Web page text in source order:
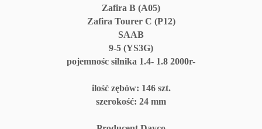
Zafira B (A05)
Zafira Tourer C (P12)
SAAB
9-5 (YS3G)
pojemnośc silnika 1.4- 1.8 2000r-
ilość zębów: 146 szt.
szerokość: 24 mm